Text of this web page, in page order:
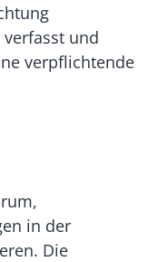
und
verpflichtende
in der
Die